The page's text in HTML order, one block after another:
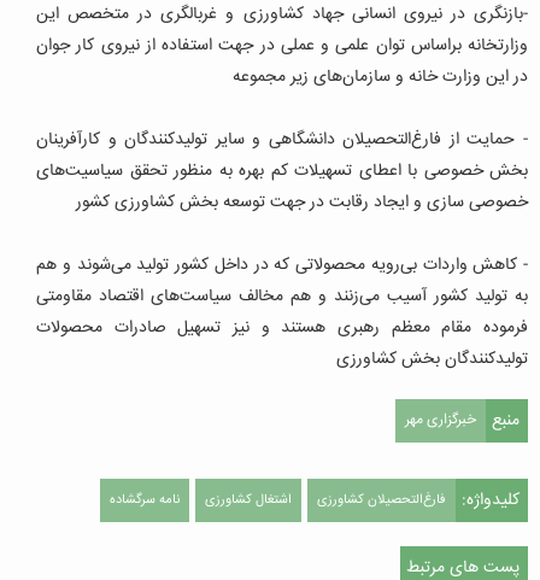
-بازنگری در نیروی انسانی جهاد کشاورزی و غربالگری در متخصص این
وزارتخانه براساس توان علمی و عملی در جهت استفاده از نیروی کار جوان
در این وزارت خانه و سازمان‌های زیر مجموعه
- حمایت از فارغ‌التحصیلان دانشگاهی و سایر تولیدکنندگان و کارآفرینان
بخش خصوصی با اعطای تسهیلات کم بهره به منظور تحقق سیاسیت‌های
خصوصی سازی و ایجاد رقابت در جهت توسعه بخش کشاورزی کشور
- کاهش واردات بی‌رویه محصولاتی که در داخل کشور تولید می‌شوند و هم
به تولید کشور آسیب می‌زنند و هم مخالف سیاست‌های اقتصاد مقاومتی
فرموده مقام معظم رهبری هستند و نیز تسهیل صادرات محصولات
تولیدکنندگان بخش کشاورزی
منبع خبرگزاری مهر
کلیدواژه: فارغ‌التحصیلان کشاورزی اشتغال کشاورزی نامه سرگشاده
پست های مرتبط